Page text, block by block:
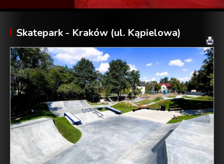
Skatepark - Kraków (ul. Kąpielowa)